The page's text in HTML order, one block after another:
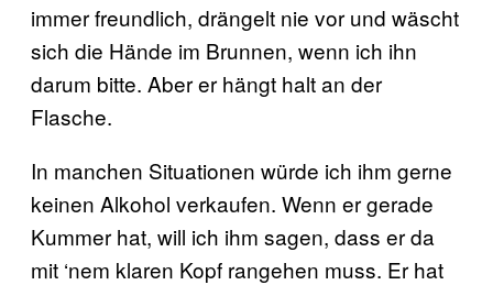
immer freundlich, drängelt nie vor und wäscht
sich die Hände im Brunnen, wenn ich ihn
darum bitte. Aber er hängt halt an der
Flasche.
In manchen Situationen würde ich ihm gerne
keinen Alkohol verkaufen. Wenn er gerade
Kummer hat, will ich ihm sagen, dass er da
mit ‘nem klaren Kopf rangehen muss. Er hat